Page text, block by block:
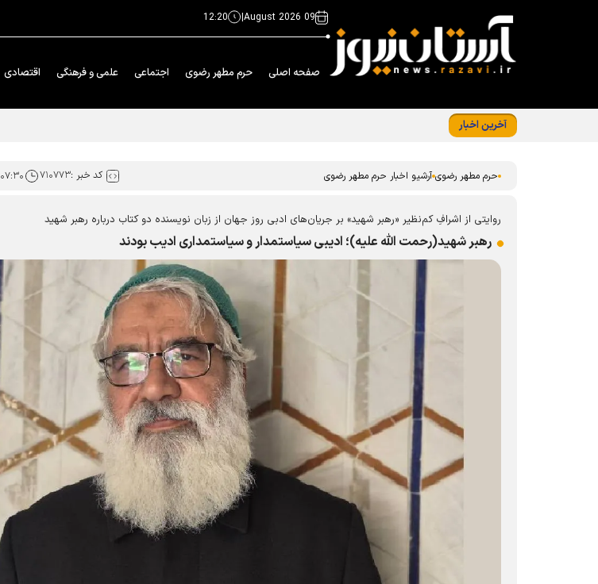
09 August 2026
|
12:20
صفحه اصلی حرم مطهر رضوی اجتماعی علمی و فرهنگی اقتصادی
آخرین اخبار
حرم مطهر رضوی آرشیو اخبار حرم مطهر رضوی کد خبر :۷۱۰۷۷۳ ۰۷:۳۰
روایتی از اشرافِ کم‌نظیر «رهبر شهید» بر جریان‌های ادبی روز جهان از زبان نویسنده دو کتاب درباره رهبر شهید
رهبر شهید(رحمت الله علیه)؛ ادیبی سیاستمدار و سیاستمداری ادیب بودند